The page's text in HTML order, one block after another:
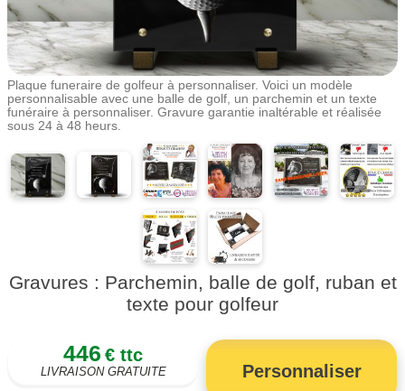
Plaque funeraire de golfeur à personnaliser. Voici un modèle
personnalisable avec une balle de golf, un parchemin et un texte
funéraire à personnaliser. Gravure garantie inaltérable et réalisée
sous 24 à 48 heurs.
Gravures : Parchemin, balle de golf, ruban et
texte pour golfeur
446 € ttc
LIVRAISON GRATUITE Personnaliser